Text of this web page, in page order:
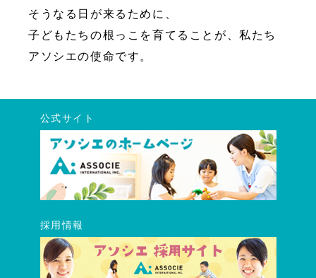
そうなる日が来るために、
子どもたちの根っこを育てることが、私たち
アソシエの使命です。
公式サイト
採用情報